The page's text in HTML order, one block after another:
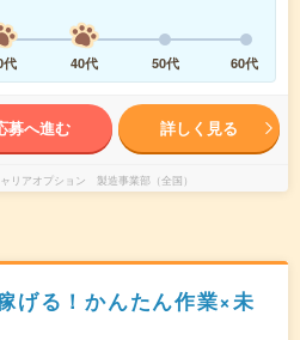
代 40代 50代 60代
募へ進む 詳しく見る
リアオプション 製造事業部（全国）
げる！かんたん作業×未